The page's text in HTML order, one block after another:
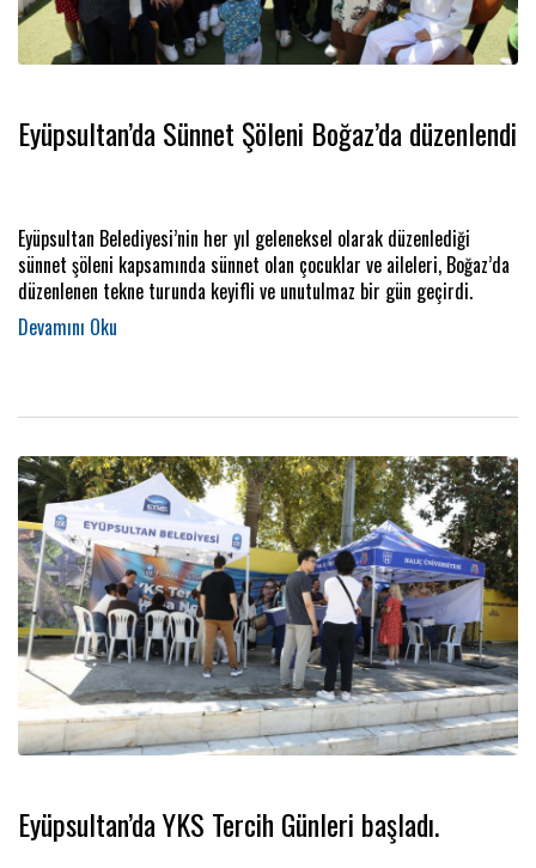
Eyüpsultan’da Sünnet Şöleni Boğaz’da düzenlendi
Eyüpsultan Belediyesi’nin her yıl geleneksel olarak düzenlediği
sünnet şöleni kapsamında sünnet olan çocuklar ve aileleri, Boğaz’da
düzenlenen tekne turunda keyifli ve unutulmaz bir gün geçirdi.
Eyüpsultan’da YKS Tercih Günleri başladı.